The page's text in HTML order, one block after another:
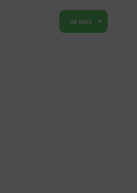
Je suis